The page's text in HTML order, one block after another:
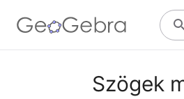
Szögek